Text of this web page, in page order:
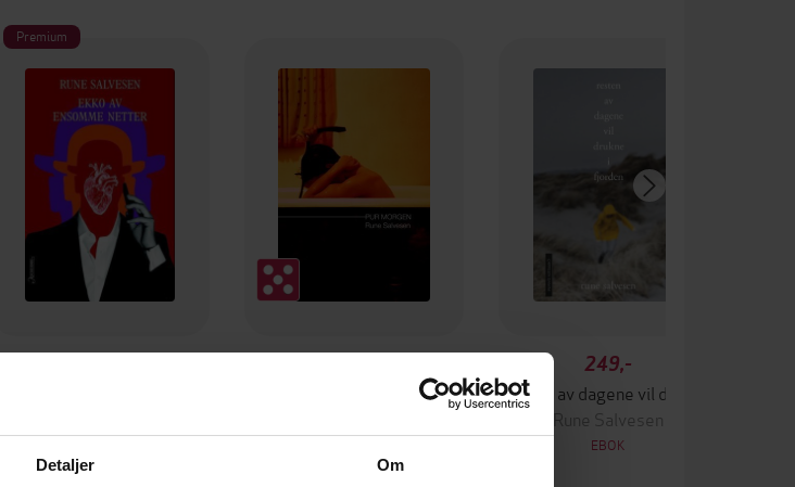
Detaljer Om
Premium
249,-
Rune Salvesen
EBOK